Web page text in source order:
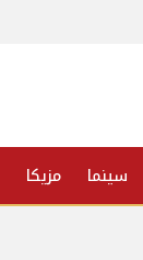
سينما مزيكا